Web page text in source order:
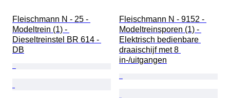
Fleischmann N - 25 -
Modeltrein (1) -
Dieseltreinstel BR 614 -
DB
Fleischmann N - 9152 -
Modeltreinsporen (1) -
Elektrisch bedienbare
draaischijf met 8
in-/uitgangen